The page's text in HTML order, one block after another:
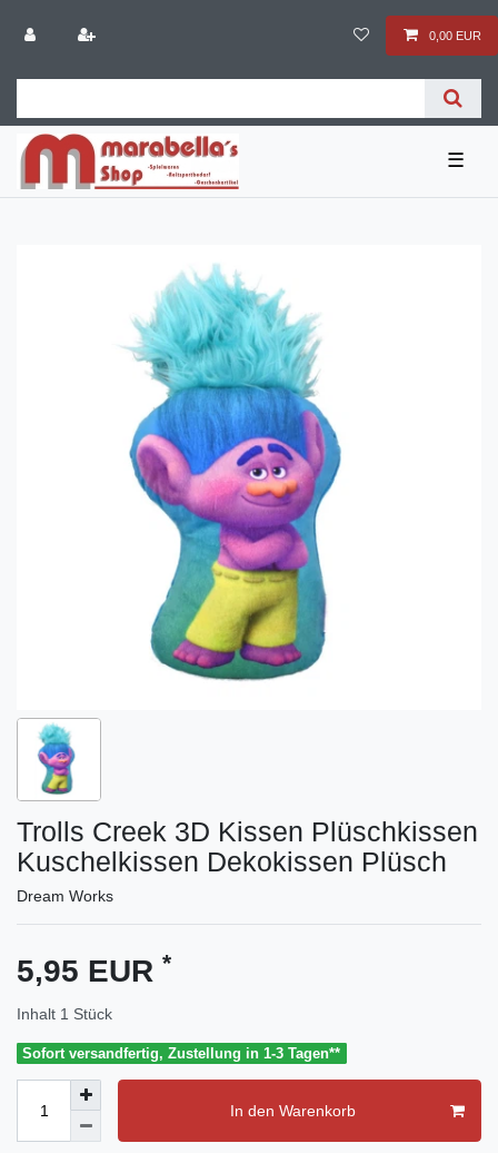
0,00 EUR
☰
Trolls Creek 3D Kissen Plüschkissen
Kuschelkissen Dekokissen Plüsch
Dream Works
5,95 EUR *
Inhalt 1 Stück
Sofort versandfertig, Zustellung in 1-3 Tagen**
In den Warenkorb